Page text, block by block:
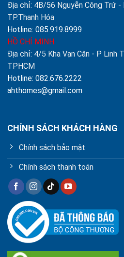
Địa chỉ: 4B/56 Nguyễn Công Trứ
TP.Thanh Hóa
Hotline: 085.919.8999
HỒ CHÍ MINH
Địa chỉ: 4/5 Kha Vạn Cân - P Linh
TPHCM
Hotline: 082.676.2222
ahthomes@gmail.com
CHÍNH SÁCH KHÁCH HÀNG
Chính sách bảo mật
Chính sách thanh toán